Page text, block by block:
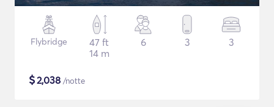
Flybridge
47 ft
14 m
6 3 3
$2,038 /notte